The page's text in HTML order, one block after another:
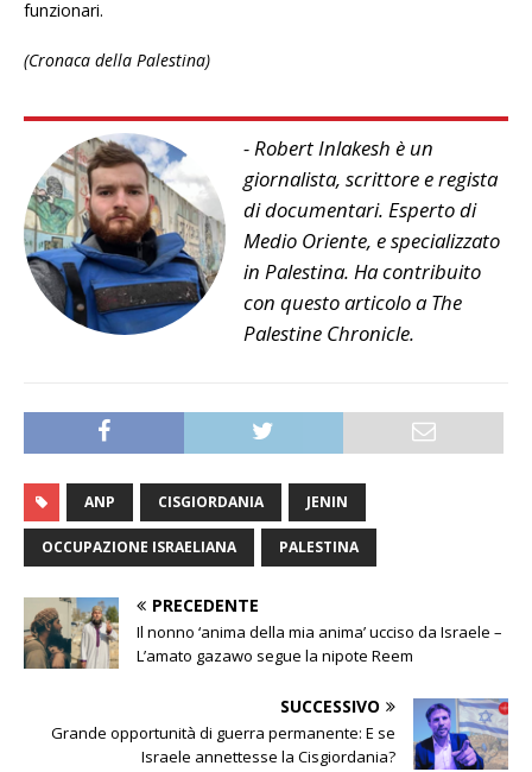
funzionari.
(Cronaca della Palestina)
- Robert Inlakesh è un
giornalista, scrittore e regista
di documentari. Esperto di
Medio Oriente, e specializzato
in Palestina. Ha contribuito
con questo articolo a The
Palestine Chronicle.
ANP CISGIORDANIA JENIN
OCCUPAZIONE ISRAELIANA PALESTINA
PRECEDENTE
Il nonno ‘anima della mia anima’ ucciso da Israele –
L’amato gazawo segue la nipote Reem
SUCCESSIVO
Grande opportunità di guerra permanente: E se
Israele annettesse la Cisgiordania?